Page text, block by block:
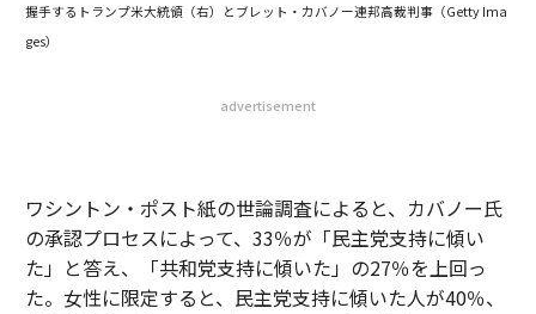
握手するトランプ米大統領（右）とブレット・カバノー連邦高裁判事（Getty Ima
ges）
advertisement
ワシントン・ポスト紙の世論調査によると、カバノー氏
の承認プロセスによって、33％が「民主党支持に傾い
た」と答え、「共和党支持に傾いた」の27％を上回っ
た。女性に限定すると、民主党支持に傾いた人が40％、